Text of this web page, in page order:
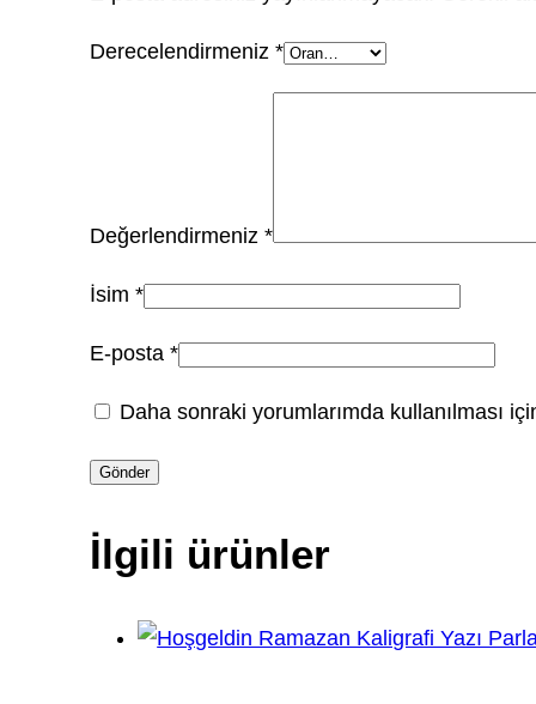
Derecelendirmeniz*
Değerlendirmeniz*
İsim*
E-posta*
Daha sonraki yorumlarımda kullanılması
İlgili ürünler